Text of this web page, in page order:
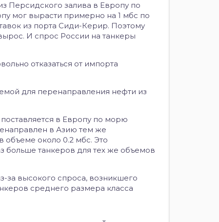
Персидского залива в Европу по
мог вырасти примерно на 1 мбс по
из порта Сиди-Керир. Поэтому
И спрос России на танкеры
отказаться от импорта
для перенаправления нефти из
в Европу по морю
в Азию тем же
объеме около 0.2 мбс. Это
больше танкеров для тех же объемов
высокого спроса, возникшего
среднего размера класса